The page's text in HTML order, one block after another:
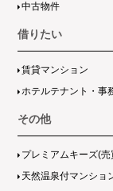
中古物件
借りたい
賃貸マンション
ホテルテナント・事
その他
プレミアムキーズ(
天然温泉付マンショ